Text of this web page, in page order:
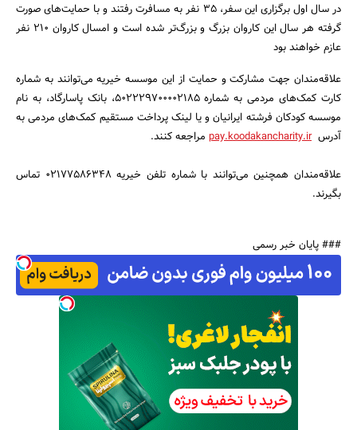
در سال اول برگزاری این سفر، ۳۵ نفر به مسافرت رفتند و با حمایت‌های صورت
گرفته هر سال این کاروان بزرگ و بزرگ‌تر شده است و امسال کاروان ۲۱۰ نفر
عازم خواهند بود
علاقه‌مندان جهت مشارکت و حمایت از این موسسه خیریه می‌توانند به شماره
کارت کمک‌های مردمی به شماره 502229700002185، بانک پاسارگاد، به نام
موسسه کودکان فرشته ایرانیان و یا لینک پرداخت مستقیم کمک‌های مردمی به
آدرسpay.koodakancharity.ir مراجعه کنند.
علاقه‌مندان همچنین می‌توانند با شماره تلفن خیریه 02177586348 تماس
بگیرند.
### پایان خبر رسمی